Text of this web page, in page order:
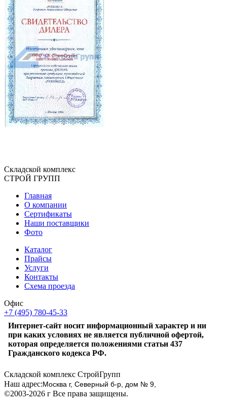
Складской комплекс
СТРОЙ ГРУПП
Главная
О компании
Сертификаты
Наши поставщики
Фото
Каталог
Прайсы
Услуги
Контакты
Схема проезда
Офис
+7 (495) 780-45-33
Интернет-сайт носит информационный характер и ни
при каких условиях не является публичной офертой,
которая определяется положениями статьи 437
Гражданского кодекса РФ.
Складской комплекс СтройГрупп
Наш адрес:Москва г, Северный б-р, дом № 9,
©2003-2026 г Все права защищены.